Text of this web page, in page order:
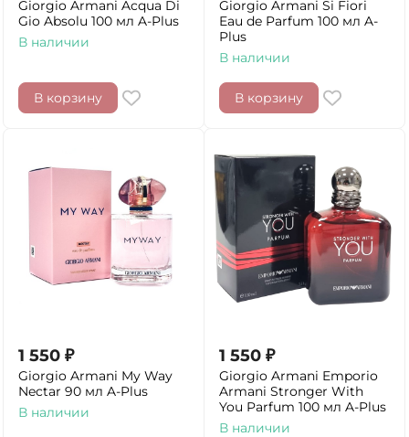
Giorgio Armani Acqua Di
Gio Absolu 100 мл A-Plus
В наличии
В корзину
Giorgio Armani Si Fiori
Eau de Parfum 100 мл A-
Plus
В наличии
В корзину
1 550 ₽
Giorgio Armani My Way
Nectar 90 мл A-Plus
В наличии
1 550 ₽
Giorgio Armani Emporio
Armani Stronger With
You Parfum 100 мл A-Plus
В наличии